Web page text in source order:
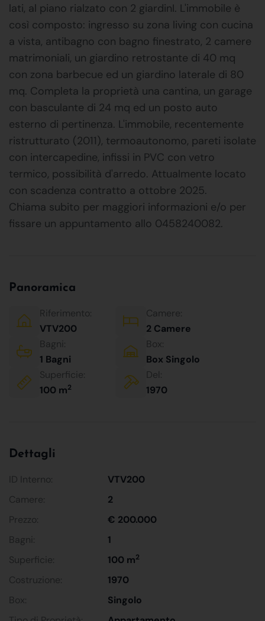
lati, al piano rialzato con 2 giardinI. L'immobile è
così composto: ingresso su zona living con cucina
a vista, antibagno con bagno finestrato, 2 camere
matrimoniali, un giardino retrostante di 40 mq
con zona barbecue ed un giardino laterale di 80
mq. Completa la proprietà una cantina, un garage
con basculante di 24 mq ed un posto auto
esterno di pertinenza. L'immobile, recentemente
ristrutturato (2011), termoautonomo, pareti isolate
con intercapedine, infissi in PVC con vetro
termico, possibilità d'arredo. Attualmente locato
con scadenza contratto a ottobre 2025.
Chiama subito per maggiori informazioni e/o per
fissare un appuntamento allo 0458240082.
Panoramica
Riferimento:
VTV200
Camere:
2 Camere
Bagni:
1 Bagni
Box:
Box Singolo
Superficie:
100 m2
Del:
1970
Dettagli
ID Interno:
VTV200
Camere:
2
Prezzo:
€ 200.000
Bagni:
1
Superficie:
100 m2
Costruzione:
1970
Box:
Singolo